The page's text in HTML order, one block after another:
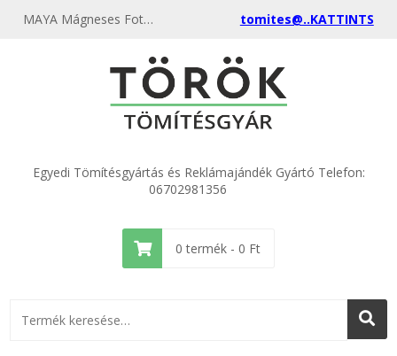
MAYA Mágneses Fotókeret akasztóval OKKERSÁRGA 10 db/csomag - Tömítésgyár Webshop tomites@..KATTINTS
Egyedi Tömítésgyártás és Reklámajándék Gyártó Telefon:
06702981356
0 termék - 0 Ft